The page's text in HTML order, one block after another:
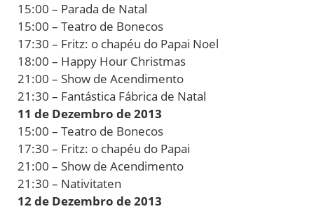
15:00 – Parada de Natal
15:00 – Teatro de Bonecos
17:30 – Fritz: o chapéu do Papai Noel
18:00 – Happy Hour Christmas
21:00 – Show de Acendimento
21:30 – Fantástica Fábrica de Natal
11 de Dezembro de 2013
15:00 – Teatro de Bonecos
17:30 – Fritz: o chapéu do Papai
21:00 – Show de Acendimento
21:30 – Nativitaten
12 de Dezembro de 2013